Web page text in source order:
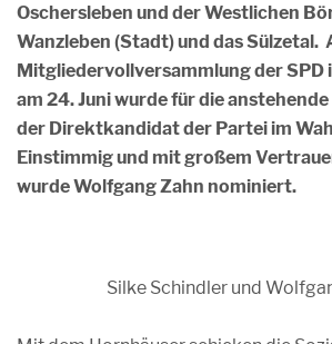
Oschersleben und der Westlichen
Wanzleben (Stadt) und das Sülzetal.
Mitgliedervollversammlung der SPD
am 24. Juni wurde für die
der Direktkandidat der Partei im
Einstimmig und mit großem
wurde Wolfgang Zahn nominiert.
Silke Schindler und